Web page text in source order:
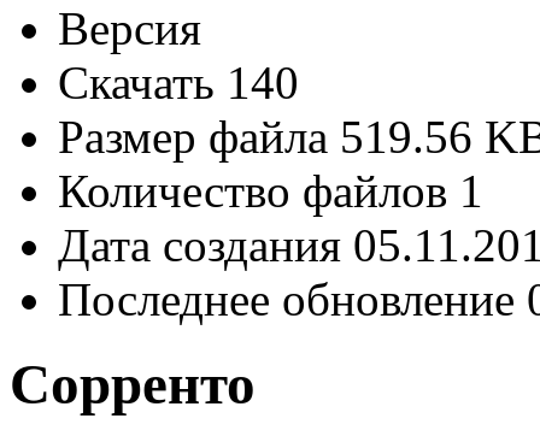
Версия
Скачать 140
Размер файла 519.56
Количество файлов 1
Дата создания
Последнее обновление
Сорренто